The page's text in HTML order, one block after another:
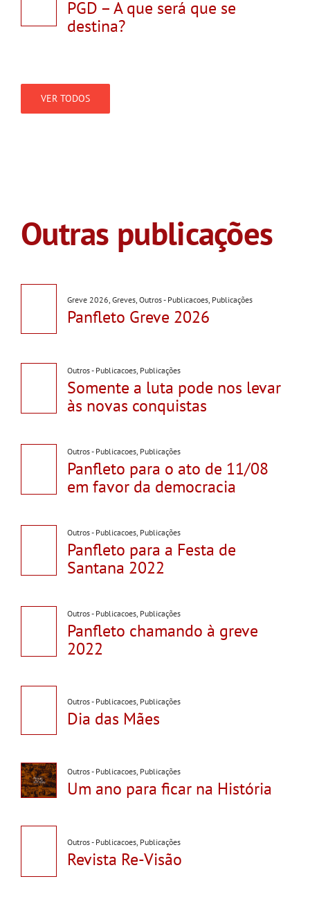
PGD – A que será que se
destina?
VER TODOS
Outras publicações
Greve 2026,Greves,Outros - Publicacoes, Publicações
Panfleto Greve 2026
Outros - Publicacoes, Publicações
Somente a luta pode nos levar
às novas conquistas
Outros - Publicacoes, Publicações
Panfleto para o ato de 11/08
em favor da democracia
Outros - Publicacoes, Publicações
Panfleto para a Festa de
Santana 2022
Outros - Publicacoes, Publicações
Panfleto chamando à greve
2022
Outros - Publicacoes Publicações
Dia das Mães
Outros - Publicacoes, Publicações
Um ano para ficar na História
Outros - Publicacoes, Publicações
Revista Re-Visão